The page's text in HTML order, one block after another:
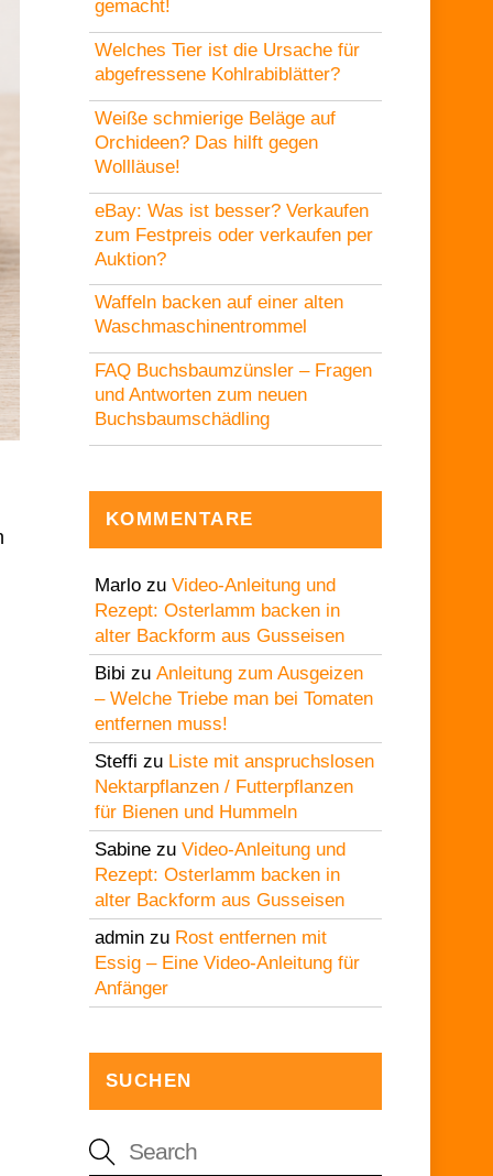
gemacht!
Welches Tier ist die Ursache für
abgefressene Kohlrabiblätter?
Weiße schmierige Beläge auf
Orchideen? Das hilft gegen
Wollläuse!
eBay: Was ist besser? Verkaufen
zum Festpreis oder verkaufen per
Auktion?
Waffeln backen auf einer alten
Waschmaschinentrommel
FAQ Buchsbaumzünsler – Fragen
und Antworten zum neuen
Buchsbaumschädling
KOMMENTARE
Marlozu Video-Anleitung und
Rezept: Osterlamm backen in
alter Backform aus Gusseisen
Bibi zu Anleitung zum Ausgeizen
– Welche Triebe man bei Tomaten
entfernen muss!
Steffi zu Liste mit anspruchslosen
Nektarpflanzen / Futterpflanzen
für Bienen und Hummeln
Sabinezu Video-Anleitung und
Rezept: Osterlamm backen in
alter Backform aus Gusseisen
adminzu Rost entfernen mit
Essig – Eine Video-Anleitung für
Anfänger
SUCHEN